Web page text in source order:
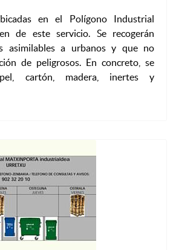
en el Polígono Industrial
de este servicio. Se recogerán
asimilables a urbanos y que no
de peligrosos. En concreto, se
cartón, madera, inertes y